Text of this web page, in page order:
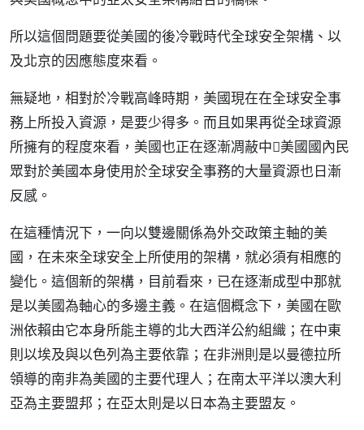
所以這個問題要從美國的後冷戰時代全球安全架構、以
及北京的因應態度來看。
無疑地，相對於冷戰高峰時期，美國現在在全球安全事
務上所投入資源，是要少得多。而且如果再從全球資源
所擁有的程度來看，美國也正在逐漸凋蔽中美國國內民
眾對於美國本身使用於全球安全事務的大量資源也日漸
反感。
在這種情況下，一向以雙邊關係為外交政策主軸的美
國，在未來全球安全上所使用的架構，就必須有相應的
變化。這個新的架構，目前看來，已在逐漸成型中那就
是以美國為軸心的多邊主義。在這個概念下，美國在歐
洲依賴由它本身所能主導的北大西洋公約組織；在中東
則以埃及與以色列為主要依靠；在非洲則是以曼德拉所
領導的南非為美國的主要代理人；在南太平洋以澳大利
亞為主要盟邦；在亞太則是以日本為主要盟友。